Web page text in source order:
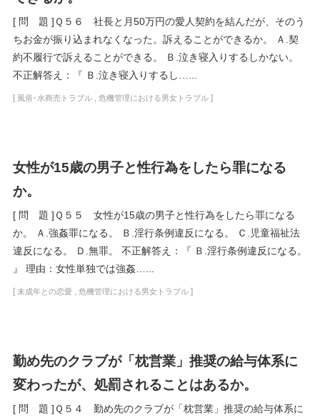
[ 問 題 ]Ｑ５６ 社長と月50万円の愛人契約を結んだが、そのう
ちお金が振り込まれなくなった。訴えることができるか。 Ａ.契
約不履行で訴えることができる。 Ｂ.泣き寝入りするしかない。
不正解答え：『 Ｂ.泣き寝入りするし…...
[ 風俗･水商売トラブル, 危機管理における男女トラブル]
女性が15歳の男子と性行為をしたら罪になる
か。
[ 問 題 ]Ｑ５５ 女性が15歳の男子と性行為をしたら罪になる
か。 Ａ.強姦罪になる。 Ｂ.淫行条例違反になる。 Ｃ.児童福祉法
違反になる。 Ｄ.無罪。 不正解答え：『 Ｂ.淫行条例違反になる。
』 理由：女性単独では強姦…...
[ 未成年との恋愛, 危機管理における男女トラブル]
勤め先のクラブが「枕営業」推奨の給与体系に
変わったが、処罰されることはあるか。
[ 問 題 ]Ｑ５４ 勤め先のクラブが「枕営業」推奨の給与体系に